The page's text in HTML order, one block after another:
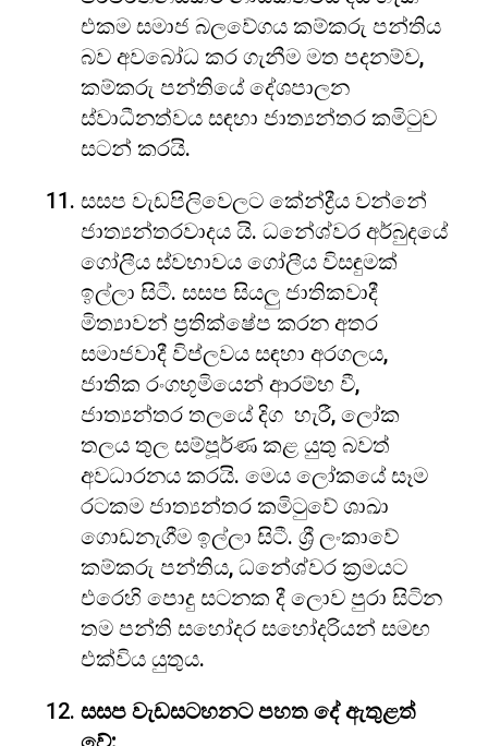
එකම සමාජ බලවේගය කම්කරු පන්තිය
බව අවබෝධ කර ගැනීම මත පදනම්ව,
කම්කරු පන්තියේ දේශපාලන
ස්වාධීනත්වය සඳහා ජාත්‍යන්තර කමිටුව
සටන් කරයි.
සසප වැඩපිලිවෙලට කේන්ද්‍රීය වන්නේ
ජාත්‍යන්තරවාදය යි. ධනේශ්වර අර්බුදයේ
ගෝලීය ස්වභාවය ගෝලීය විසඳුමක්
ඉල්ලා සිටී. සසප සියලු ජාතිකවාදී
මිත්‍යාවන් ප්‍රතික්ෂේප කරන අතර
සමාජවාදී විප්ලවය සඳහා අරගලය,
ජාතික රංගභූමියෙන් ආරම්භ වී,
ජාත්‍යන්තර තලයේ දිග හැරී, ලෝක
තලය තුල සම්පූර්ණ කළ යුතු බවත්
අවධාරනය කරයි. මෙය ලෝකයේ සෑම
රටකම ජාත්‍යන්තර කමිටුවේ ශාඛා
ගොඩනැගීම ඉල්ලා සිටී. ශ්‍රී ලංකාවේ
කම්කරු පන්තිය, ධනේශ්වර ක්‍රමයට
එරෙහි පොදු සටනක දී ලොව පුරා සිටින
තම පන්ති සහෝදර සහෝදරියන් සමඟ
එක්විය යුතුය.
සසප වැඩසටහනට පහත දේ ඇතුළත්